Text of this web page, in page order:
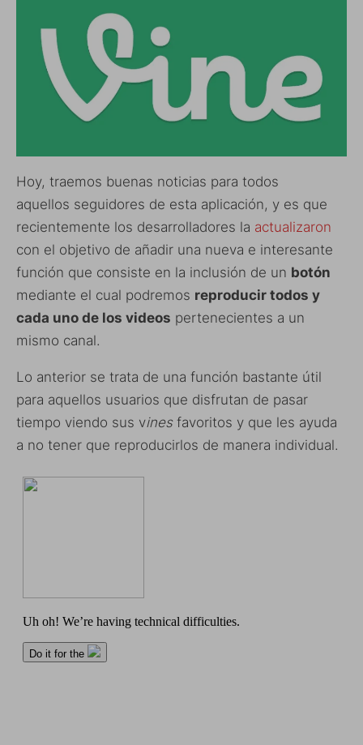
Hoy, traemos buenas noticias para todos
aquellos seguidores de esta aplicación, y es que
recientemente los desarrolladores la actualizaron
con el objetivo de añadir una nueva e interesante
función que consiste en la inclusión de un botón
mediante el cual podremos reproducir todos y
cada uno de los videos pertenecientes a un
mismo canal.
Lo anterior se trata de una función bastante útil
para aquellos usuarios que disfrutan de pasar
tiempo viendo sus vinesfavoritos y que les ayuda
a no tener que reproducirlos de manera individual.